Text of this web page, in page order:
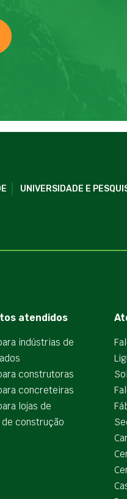
UNIVERSIDADE E
atendidos
indústrias de
construtoras
concreteiras
lojas de
construção